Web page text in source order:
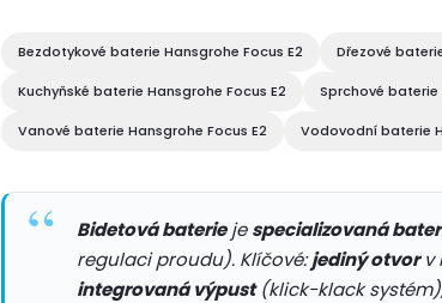
á
d
a
c
Bezdotykové baterie Hansgrohe Focus E2 Dřezové
Kuchyňské baterie Hansgrohe Focus E2 Sprchové baterie
Vanové baterie Hansgrohe Focus E2 Vodovodní baterie
Bidetová bateriejespecializovaná
regulaci proudu). Klíčové:jediný otvorv
integrovaná výpust(klick-klack